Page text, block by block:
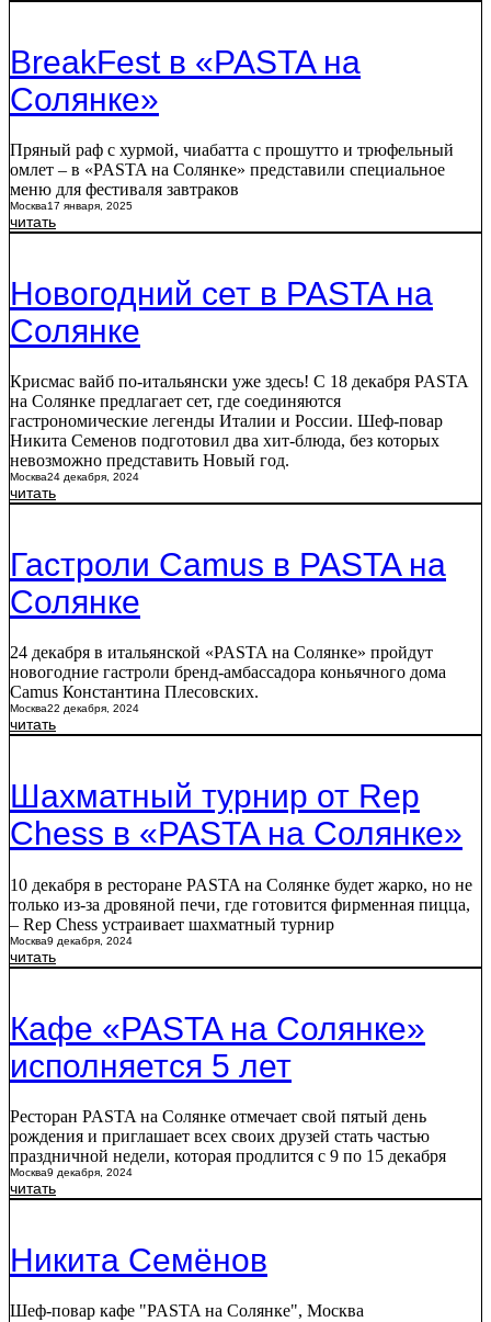
BreakFest в «PASTA на
Солянке»
Пряный раф с хурмой, чиабатта с прошутто и трюфельный
омлет – в «PASTA на Солянке» представили специальное
меню для фестиваля завтраков
Москва17 января, 2025
читать
Новогодний сет в PASTA на
Солянке
Крисмас вайб по-итальянски уже здесь! С 18 декабря PASTA
на Солянке предлагает сет, где соединяются
гастрономические легенды Италии и России. Шеф-повар
Никита Семенов подготовил два хит-блюда, без которых
невозможно представить Новый год.
Москва24 декабря, 2024
читать
Гастроли Camus в PASTA на
Солянке
24 декабря в итальянской «PASTA на Солянке» пройдут
новогодние гастроли бренд-амбассадора коньячного дома
Camus Константина Плесовских.
Москва22 декабря, 2024
читать
Шахматный турнир от Rep
Chess в «PASTA на Солянке»
10 декабря в ресторане PASTA на Солянке будет жарко, но не
только из-за дровяной печи, где готовится фирменная пицца,
– Rep Chess устраивает шахматный турнир
Москва9 декабря, 2024
читать
Кафе «PASTA на Солянке»
исполняется 5 лет
Ресторан PASTA на Солянке отмечает свой пятый день
рождения и приглашает всех своих друзей стать частью
праздничной недели, которая продлится с 9 по 15 декабря
Москва9 декабря, 2024
читать
Никита Семёнов
Шеф-повар кафе "PASTA на Солянке", Москва